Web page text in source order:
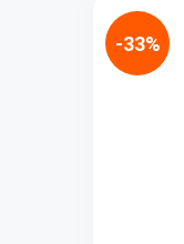
-33%